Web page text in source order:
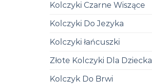
Kolczyki Czarne Wiszące
Kolczyki Do Jezyka
Kolczyki łańcuszki
Złote Kolczyki Dla Dziecka
Kolczyk Do Brwi